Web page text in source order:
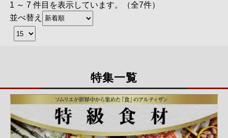
1 ～ 7 件目を表示しています。（全7件）
並べ替え
特集一覧